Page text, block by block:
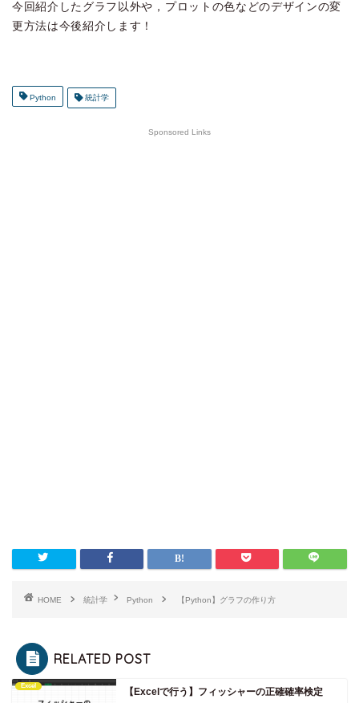
今回紹介したグラフ以外や，プロットの色などのデザインの変
更方法は今後紹介します！
Python 統計学
Sponsored Links
HOME 統計学 Python 【Python】グラフの作り方
RELATED POST
Excel
【Excelで行う】フィッシャーの正確確率検定